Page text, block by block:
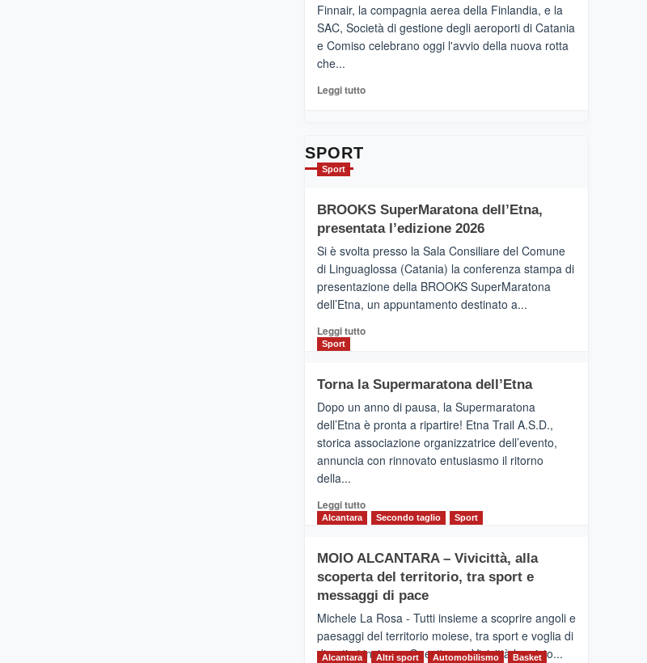
siamo
quasi….
pronti
dell’Etna
Finnair, la compagnia aerea della Finlandia, e la
SAC, Società di gestione degli aeroporti di Catania
e Comiso celebrano oggi l'avvio della nuova rotta
che...
Leggi tuttoLeggi
con
la
Al
via
i
collegamenti
SPORT
Sport
BROOKS SuperMaratona dell’Etna,
presentata l’edizione 2026
Si è svolta presso la Sala Consiliare del Comune
di Linguaglossa (Catania) la conferenza stampa di
presentazione della BROOKS SuperMaratona
dell’Etna, un appuntamento destinato a...
Leggi tuttoLeggi
BROOKS
SuperMaratona
dell’Etna,
presentata
l’edizione
2026
Sport
Torna la Supermaratona dell’Etna
Dopo un anno di pausa, la Supermaratona
dell’Etna è pronta a ripartire! Etna Trail A.S.D.,
storica associazione organizzatrice dell’evento,
annuncia con rinnovato entusiasmo il ritorno
della...
Leggi tuttoLeggi
Torna
la
Supermaratona
Alcantara Secondo taglio Sport
MOIO ALCANTARA – Vivicittà, alla
scoperta del territorio, tra sport e
messaggi di pace
Michele La Rosa - Tutti insieme a scoprire angoli e
paesaggi del territorio moiese, tra sport e voglia di
divertirsi insieme. Quest'anno Vivicittà ha visto...
Alcantara Altri sport Automobilismo
Basket